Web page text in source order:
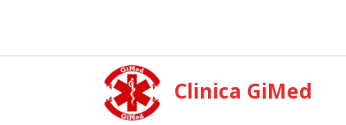
content
Clinica GiMed